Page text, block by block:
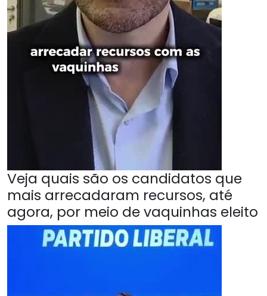
Veja quais são os candidatos que
mais arrecadaram recursos, até
agora, por meio de vaquinhas eleito